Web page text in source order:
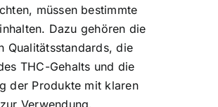
müssen bestimmte
Dazu gehören die
Qualitätsstandards, die
THC-Gehalts und die
der Produkte mit klaren